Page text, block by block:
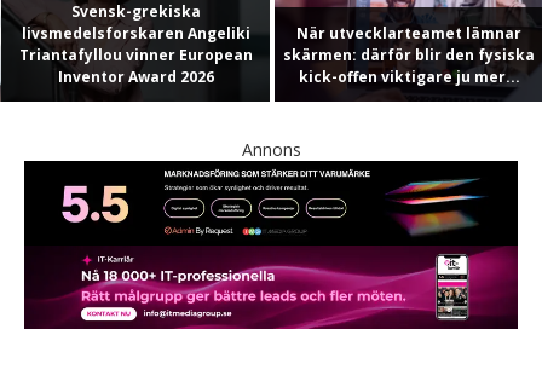
Svensk-grekiska
livsmedelsforskaren Angeliki
Triantafyllou vinner European
Inventor Award 2026
När utvecklarteamet lämnar
skärmen: därför blir den fysiska
kick-offen viktigare ju mer...
Annons